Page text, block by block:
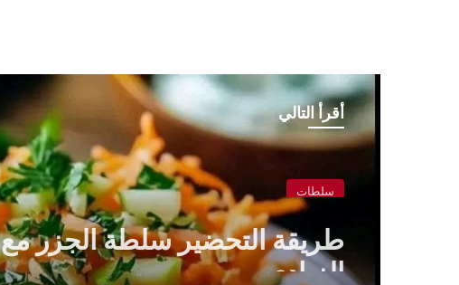
أقرأ التالي
سلطات
طريقة التحضير سلطة الجزر مع
الزبادي